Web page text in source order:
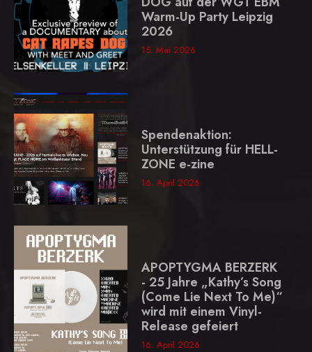
Warm-Up Party Leipzig
2026
15. Mai 2026
Spendenaktion:
Unterstützung für HELL-
ZONE e-zine
16. April 2026
APOPTYGMA BERZERK
- 25 Jahre „Kathy’s Song
(Come Lie Next To Me)“
wird mit einem Vinyl-
Release gefeiert
16. April 2026